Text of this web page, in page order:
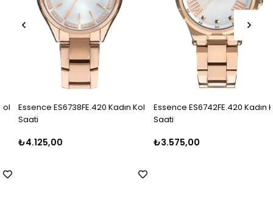
Essence ES6738FE.420 Kadın Kol
Saati
₺4.125,00
Essence ES6742FE.420 Kadın Kol
Saati
₺3.575,00